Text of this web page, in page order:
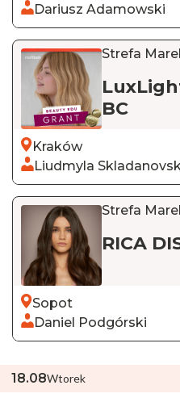
Dariusz Adamowski
Strefa
BC
Kraków
Liudmyla
Strefa
RICA
Sopot
Daniel Podgórski
Wtorek
18.08